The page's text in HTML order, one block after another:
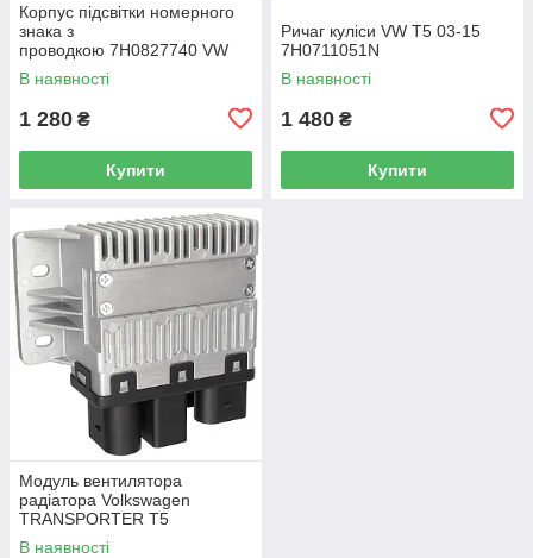
Корпус підсвітки номерного
знака з
проводкою 7H0827740 VW
Caddy III (2K) 2004-2015
/ Caddy IV (SA) 2016-
В наявності
1 280 ₴
Купити
Ричаг куліси VW T5 03-15
7H0711051N
В наявності
1 480 ₴
Купити
Модуль вентилятора
радіатора Volkswagen
TRANSPORTER T5
Фургон 03-15 7H0919506D
В наявності